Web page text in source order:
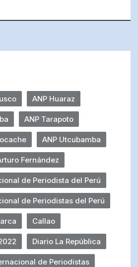
ANP Huaraz
ANP Tarapoto
ANP Utcubamba
Fernández
de Periodista del Perú
de Periodistas del Perú
Callao
Diario La República
de Periodistas